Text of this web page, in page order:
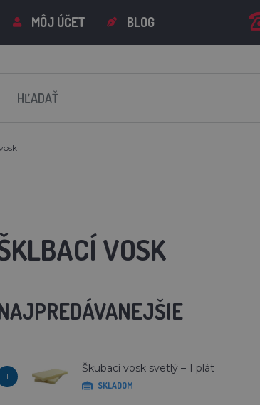
MÔJ ÚČET BLOG
VOSK
1
Škubací vosk svetlý – 1 plát
SKLADOM